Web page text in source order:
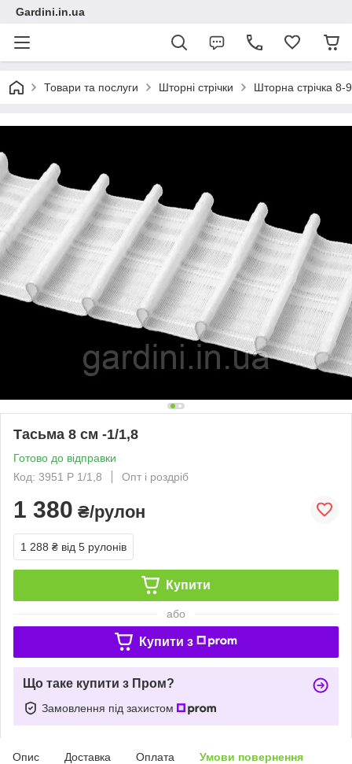
Gardini.in.ua
Товари та послуги Шторні стрічки Шторна стрічка 8-
Тасьма 8 см -1/1,8
Готово до відправки
Код: 3951 Р 1/1,8
Опт і роздріб
1 380 ₴/рулон
1 288 ₴ від 5 рулонів
Купити
або
Купити з
Що таке купити з Пром?
Замовлення під захистом
Опис Доставка Оплата Умови повернення